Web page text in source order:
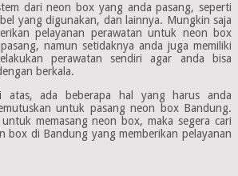
dari neon box yang anda pasang, seperti
yang digunakan, dan lainnya. Mungkin saja
pelayanan perawatan untuk neon box
namun setidaknya anda juga memiliki
perawatan sendiri agar anda bisa
berkala.
atas, ada beberapa hal yang harus anda
untuk pasang neon box Bandung.
memasang neon box, maka segera cari
box di Bandung yang memberikan pelayanan